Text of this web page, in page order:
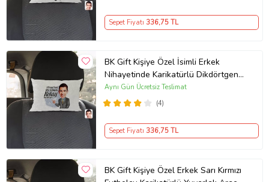
Sepet Fiyatı 336,75 TL
BK Gift Kişiye Özel İsimli Erkek
Nihayetinde Karikatürlü Dikdörtgen
Araç Koltuk Yastığı-2
(4)
Aynı Gün Ücretsiz Teslimat
Sepet Fiyatı 336,75 TL
BK Gift Kişiye Özel Erkek Sarı Kırmızı